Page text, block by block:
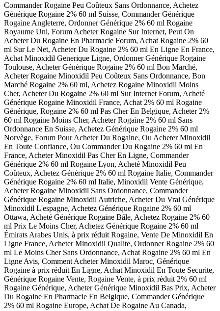
Commander Rogaine Peu Coûteux Sans Ordonnance, Achetez
Générique Rogaine 2% 60 ml Suisse, Commander Générique
Rogaine Angleterre, Ordonner Générique 2% 60 ml Rogaine
Royaume Uni, Forum Acheter Rogaine Sur Internet, Peut On
Acheter Du Rogaine En Pharmacie Forum, Achat Rogaine 2% 60
ml Sur Le Net, Acheter Du Rogaine 2% 60 ml En Ligne En France,
Achat Minoxidil Generique Ligne, Ordonner Générique Rogaine
Toulouse, Acheter Générique Rogaine 2% 60 ml Bon Marché,
Acheter Rogaine Minoxidil Peu Coûteux Sans Ordonnance, Bon
Marché Rogaine 2% 60 ml, Achetez Rogaine Minoxidil Moins
Cher, Acheter Du Rogaine 2% 60 ml Sur Internet Forum, Acheté
Générique Rogaine Minoxidil France, Achat 2% 60 ml Rogaine
Générique, Rogaine 2% 60 ml Pas Cher En Belgique, Acheter 2%
60 ml Rogaine Moins Cher, Acheter Rogaine 2% 60 ml Sans
Ordonnance En Suisse, Achetez Générique Rogaine 2% 60 ml
Norvège, Forum Pour Acheter Du Rogaine, Ou Acheter Minoxidil
En Toute Confiance, Ou Commander Du Rogaine 2% 60 ml En
France, Acheter Minoxidil Pas Cher En Ligne, Commander
Générique 2% 60 ml Rogaine Lyon, Acheté Minoxidil Peu
Coûteux, Achetez Générique 2% 60 ml Rogaine Italie, Commander
Générique Rogaine 2% 60 ml Italie, Minoxidil Vente Générique,
Acheter Rogaine Minoxidil Sans Ordonnance, Commander
Générique Rogaine Minoxidil Autriche, Acheter Du Vrai Générique
Minoxidil L'espagne, Achetez Générique Rogaine 2% 60 ml
Ottawa, Acheté Générique Rogaine Bâle, Achetez Rogaine 2% 60
ml Prix Le Moins Cher, Achetez Générique Rogaine 2% 60 ml
Émirats Arabes Unis, à prix réduit Rogaine, Vente De Minoxidil En
Ligne France, Acheter Minoxidil Qualite, Ordonner Rogaine 2% 60
ml Le Moins Cher Sans Ordonnance, Achat Rogaine 2% 60 ml En
Ligne Avis, Comment Acheter Minoxidil Maroc, Générique
Rogaine à prix réduit En Ligne, Achat Minoxidil En Toute Securite,
Générique Rogaine Vente, Rogaine Vente, à prix réduit 2% 60 ml
Rogaine Générique, Acheter Générique Minoxidil Bas Prix, Acheter
Du Rogaine En Pharmacie En Belgique, Commander Générique
2% 60 ml Rogaine Europe, Achat De Rogaine Au Canada,